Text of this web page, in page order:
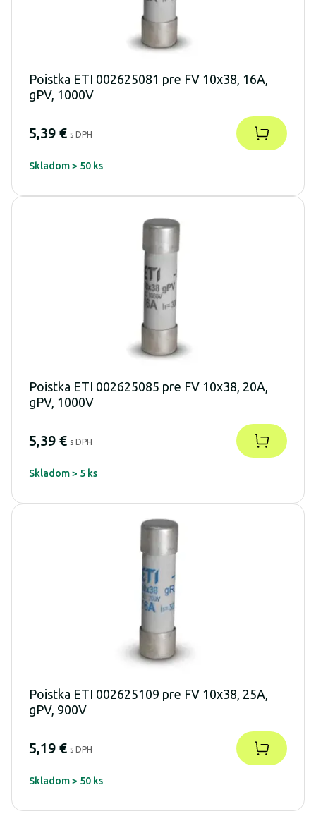
Poistka ETI 002625081 pre FV 10x38, 16A,
gPV, 1000V
5,39 € s DPH
Skladom > 50 ks
Poistka ETI 002625085 pre FV 10x38, 20A,
gPV, 1000V
5,39 € s DPH
Skladom > 5 ks
Poistka ETI 002625109 pre FV 10x38, 25A,
gPV, 900V
5,19 € s DPH
Skladom > 50 ks